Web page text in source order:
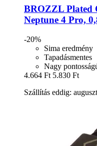
BROZZL Plated
Neptune 4 Pro,
-20%
Sima eredmény
Tapadásmentes
Nagy
4.664 Ft 5.830 Ft
Szállítás eddig: